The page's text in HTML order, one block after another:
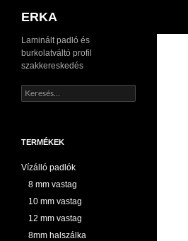
Kilépés
ERKA
Laminált padló és
burkolatváltó profil
szakkereskedés
Keresés:
TERMÉKEK
Vízálló padlók
8 mm vastag
10 mm vastag
12 mm vastag
8mm halszálka